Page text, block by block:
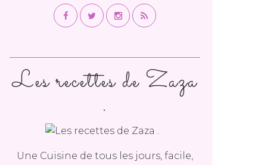
Les recettes de Zaza
.
Une Cuisine de tous les jours, facile,